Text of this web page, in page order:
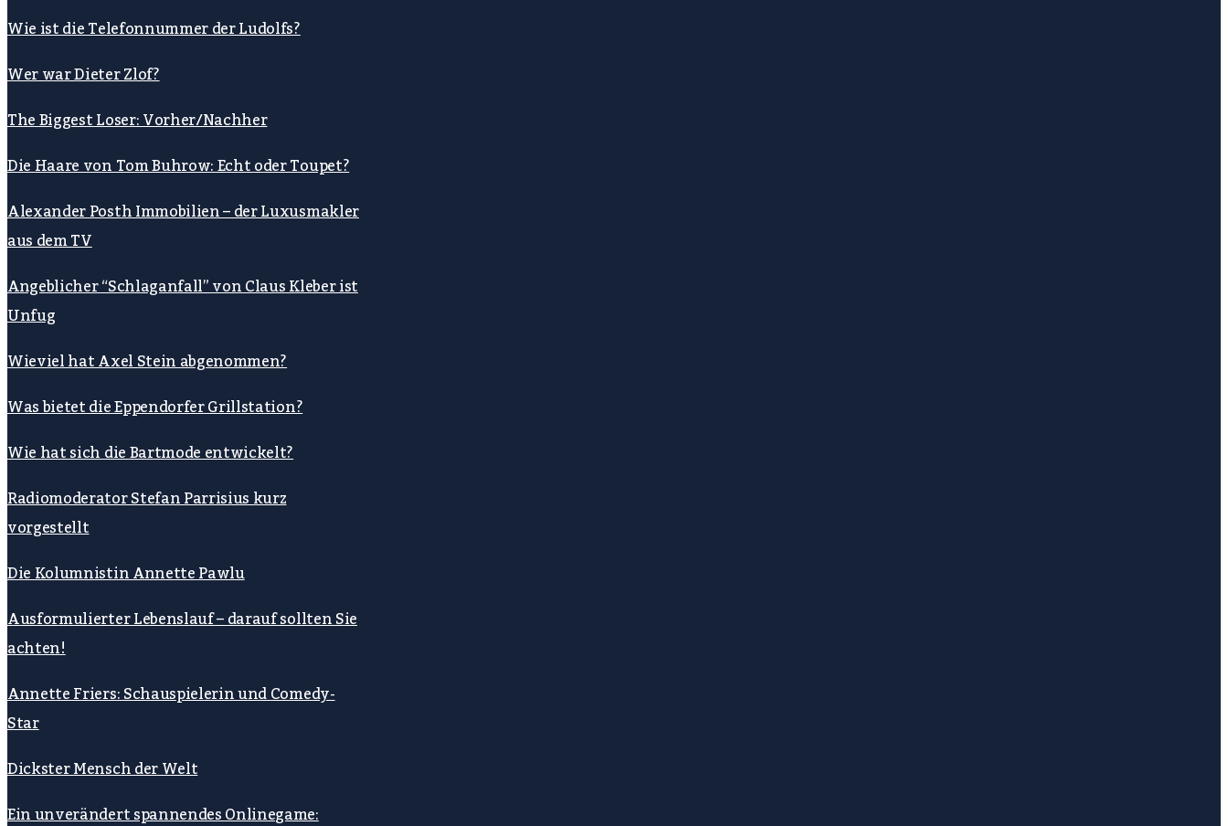
Wie ist die Telefonnummer der Ludolfs?
Wer war Dieter Zlof?
The Biggest Loser: Vorher/Nachher
Die Haare von Tom Buhrow: Echt oder Toupet?
Alexander Posth Immobilien – der Luxusmakler
aus dem TV
Angeblicher “Schlaganfall” von Claus Kleber ist
Unfug
Wieviel hat Axel Stein abgenommen?
Was bietet die Eppendorfer Grillstation?
Wie hat sich die Bartmode entwickelt?
Radiomoderator Stefan Parrisius kurz
vorgestellt
Die Kolumnistin Annette Pawlu
Ausformulierter Lebenslauf – darauf sollten Sie
achten!
Annette Friers: Schauspielerin und Comedy-
Star
Dickster Mensch der Welt
Ein unverändert spannendes Onlinegame: